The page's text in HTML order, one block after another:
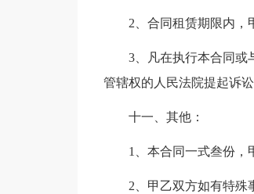
2、合同租赁期限内，
3、凡在执行本合同或
管辖权的人民法院提起诉讼
十一、其他：
1、本合同一式叁份，
2、甲乙双方如有特殊